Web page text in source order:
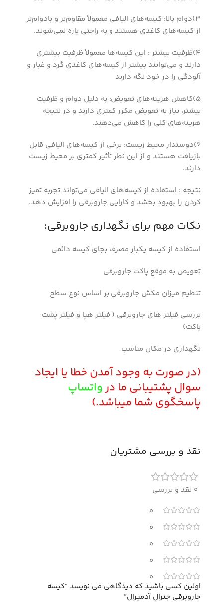
3)دوام بالا: کیسه‌های الیافی معمولاً مقاوم‌تر و بادوام‌تر
از کیسه‌های کاغذی هستند و به راحتی پاره نمی‌شوند.
4)ظرفیت بیشتر : این کیسه‌ها معمولاً ظرفیت بیشتری
دارند و می‌توانند بیشتر از کیسه‌های کاغذی گرد و غبار و
آلودگی را در خود نگه دارند
5)کاهش هزینه‌های تعویض: به دلیل دوام و ظرفیت
بیشتر، نیاز به تعویض مکرر کمتری دارند و در نتیجه
هزینه‌های کلی را کاهش می‌دهند.
6)دوستدار محیط زیست: برخی از کیسه‌های الیافی قابل
بازیافت هستند و از این نظر تأثیر کمتری بر محیط زیست
دارند.
نتیجه : استفاده از کیسه‌های الیافی می‌تواند تجربه تمیز
کردن را بهبود بخشد و کارایی جاروبرقی را افزایش دهد.
نکات مهم برای نگهداری جاروبرقی:
استفاده از کیسه یکبار مصرف بجای کیسه دائمی
تعویض به موقع پاکت جاروبرقی
تنظیم میزان مکش جاروبرقی بر اساس نوع سطح
بررسی فیلتر های جاروبرقی ( فیلتر هپا و فیلتر پشت
پاکت)
نگهداری در مکان مناسب
(در صورت به وجود آمدن خطا یا ایجاد
سوال پشتیبانی ما درواتساپ
پاسخگوی شما میباشد.)
نقد و بررسی مشتریان
0 نقد و بررسی
0
0
0
0
0
اولین کسی باشید که دیدگاهی می نویسد “کیسه
جاروبرقی جنرال آدمیرال”